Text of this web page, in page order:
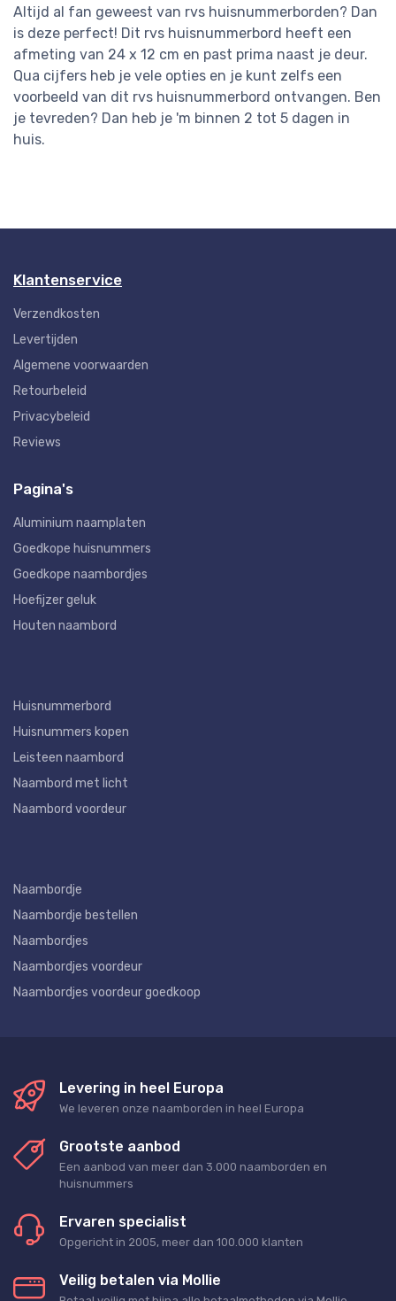
Altijd al fan geweest van rvs huisnummerborden? Dan
is deze perfect! Dit rvs huisnummerbord heeft een
afmeting van 24 x 12 cm en past prima naast je deur.
Qua cijfers heb je vele opties en je kunt zelfs een
voorbeeld van dit rvs huisnummerbord ontvangen. Ben
je tevreden? Dan heb je 'm binnen 2 tot 5 dagen in
huis.
Klantenservice
Verzendkosten
Levertijden
Algemene voorwaarden
Retourbeleid
Privacybeleid
Reviews
Pagina's
Aluminium naamplaten
Goedkope huisnummers
Goedkope naambordjes
Hoefijzer geluk
Houten naambord
Huisnummerbord
Huisnummers kopen
Leisteen naambord
Naambord met licht
Naambord voordeur
Naambordje
Naambordje bestellen
Naambordjes
Naambordjes voordeur
Naambordjes voordeur goedkoop
Levering in heel Europa
We leveren onze naamborden in heel Europa
Grootste aanbod
Een aanbod van meer dan 3.000 naamborden en
huisnummers
Ervaren specialist
Opgericht in 2005, meer dan 100.000 klanten
Veilig betalen via Mollie